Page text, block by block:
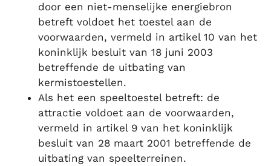
door een niet-menselijke energiebron
betreft voldoet het toestel aan de
voorwaarden, vermeld in artikel 10 van het
koninklijk besluit van 18 juni 2003
betreffende de uitbating van
kermistoestellen.
Als het een speeltoestel betreft: de
attractie voldoet aan de voorwaarden,
vermeld in artikel 9 van het koninklijk
besluit van 28 maart 2001 betreffende de
uitbating van speelterreinen.